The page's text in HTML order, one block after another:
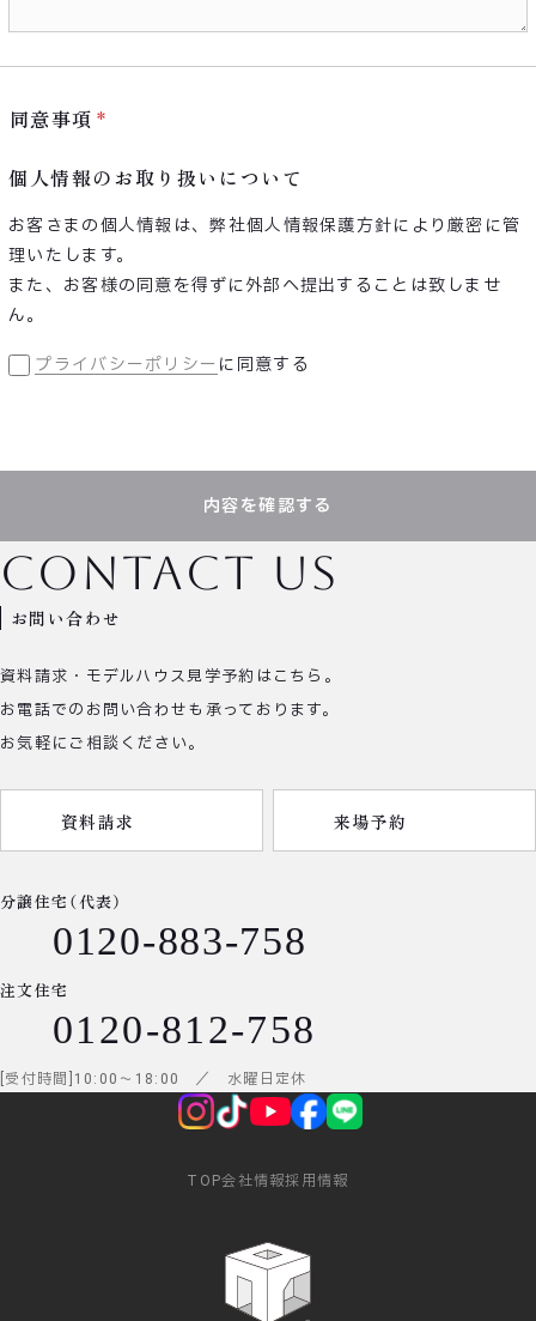
同意事項
個人情報のお取り扱いについて
お客さまの個人情報は、弊社個人情報保護方針により厳密に管
理いたします。
また、お客様の同意を得ずに外部へ提出することは致しませ
ん。
プライバシーポリシー に同意する
内容を確認する
お問い合わせ
contact us
資料請求・モデルハウス見学予約はこちら。
お電話でのお問い合わせも承っております。
お気軽にご相談ください。
資料請求 来場予約
分譲住宅（代表）
0120-883-758
注文住宅
0120-812-758
受付時間 10:00 ～ 18:00 ／ 水曜日定休
TOP会社情報採用情報